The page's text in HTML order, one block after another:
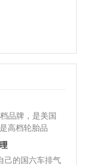
品牌，是美国
高档轮胎品
都有生产，这
。
己的国六车排气